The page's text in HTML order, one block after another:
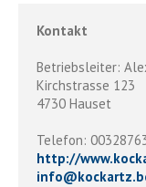
Kontakt
Betriebsleiter:
Kirchstrasse 123
4730 Hauset
Telefon:
http://
info@